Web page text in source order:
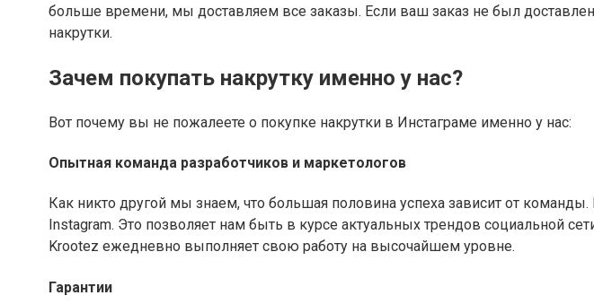
больше времени, мы доставляем все заказы. Если ваш заказ не был
накрутки.
Зачем покупать накрутку именно у нас?
Вот почему вы не пожалеете о покупке накрутки в Инстаграме именно у нас:
Опытная команда разработчиков и маркетологов
Как никто другой мы знаем, что большая половина успеха зависит от
Instagram. Это позволяет нам быть в курсе актуальных трендов социальной
Krootez ежедневно выполняет свою работу на высочайшем уровне.
Гарантии